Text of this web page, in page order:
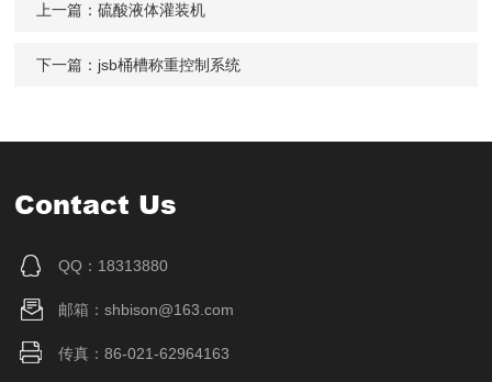
上一篇：硫酸液体灌装机
下一篇： jsb桶槽称重控制系统
Contact Us
QQ：18313880
邮箱：shbison@163.com
传真：86-021-62964163